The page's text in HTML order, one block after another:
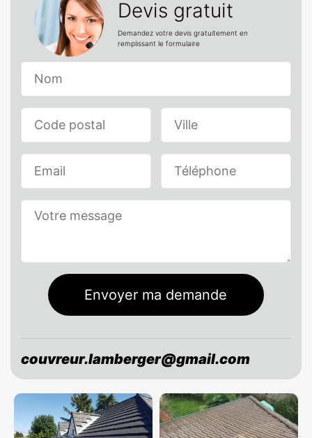
Devis gratuit
Demandez votre devis gratuitement en
remplissant le formulaire
couvreur.lamberger@gmail.com